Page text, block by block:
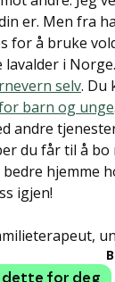
er. Men fra
for å bruke
i Norge.
selv. Du
barn og unge
andre
du får til å
hjemme
igjen!
dette for deg